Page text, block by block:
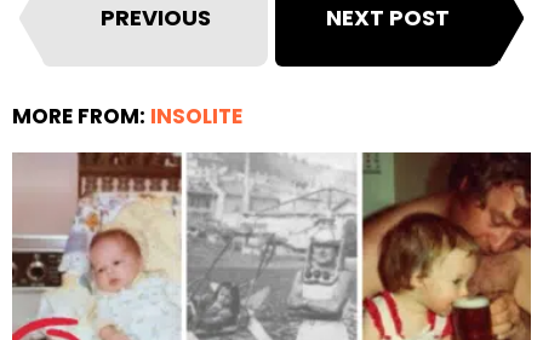
PREVIOUS NEXT POST
MORE FROM: INSOLITE